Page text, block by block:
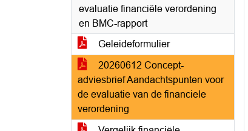
evaluatie financiële verordening
en BMC-rapport
Geleideformulier
20260612 Concept-
adviesbrief Aandachtspunten voor
de evaluatie van de financiele
verordening